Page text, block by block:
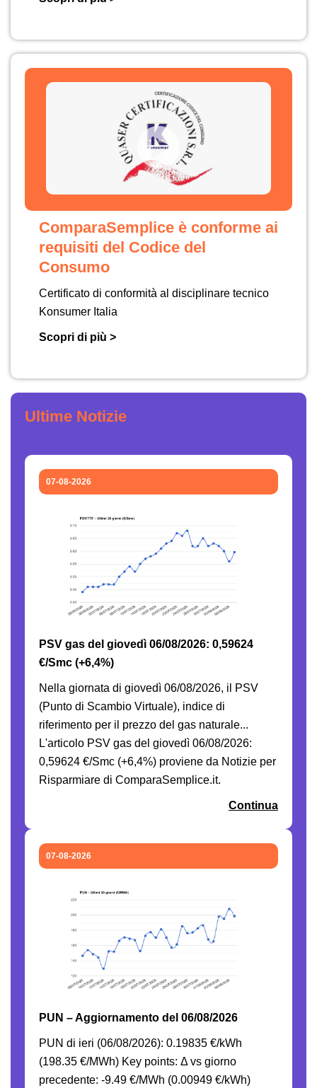
ComparaSemplice è conforme ai
requisiti del Codice del
Consumo
Certificato di conformità al disciplinare tecnico
Konsumer Italia
Scopri di più >
Ultime Notizie
07-08-2026
PSV gas del giovedì 06/08/2026: 0,59624
€/Smc (+6,4%)
Nella giornata di giovedì 06/08/2026, il PSV
(Punto di Scambio Virtuale), indice di
riferimento per il prezzo del gas naturale...
L'articolo PSV gas del giovedì 06/08/2026:
0,59624 €/Smc (+6,4%) proviene da Notizie per
Risparmiare di ComparaSemplice.it.
Continua
07-08-2026
PUN – Aggiornamento del 06/08/2026
PUN di ieri (06/08/2026): 0.19835 €/kWh
(198.35 €/MWh) Key points: Δ vs giorno
precedente: -9.49 €/MWh (0.00949 €/kWh)